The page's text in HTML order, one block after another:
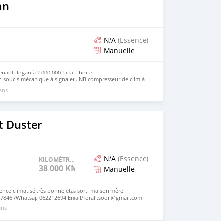
N/A (Essence)
Manuelle
logan à 2.000.000 f cfa ...boite
soucis mécanique à signaler...NB compresseur de clim à
notre profil xavier deal ou notre page vendeur xavier ou
appel telegram
Duster
KILOMÉTRAGE
38 000 KM
N/A (Essence)
Manuelle
climatisé très bonne etas sorti maison mère
/Whatsap 062212694 Email/forall.soon@gmail.com